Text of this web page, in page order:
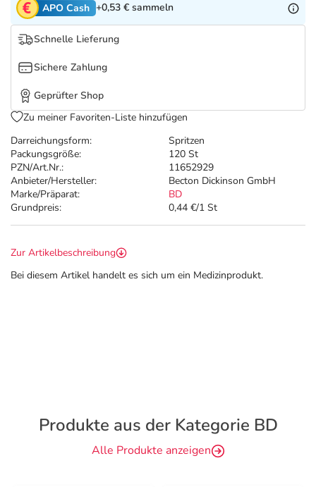
Tierapotheke
Marken
Salus Deals
Darreichungsform:
Spritzen
Packungsgröße:
120 St
PZN/Art.Nr.:
11652929
Anbieter/Hersteller:
Becton Dickinson GmbH
Marke/Präparat:
BD
Grundpreis:
0,44 €/1 St
APO Cash +0,53 € sammeln
Schnelle Lieferung
Sichere Zahlung
Geprüfter Shop
Zu meiner Favoriten-Liste hinzufügen
Zur Artikelbeschreibung
Bei diesem Artikel handelt es sich um ein Medizinprodukt.
Produkte aus der Kategorie BD
Alle Produkte anzeigen